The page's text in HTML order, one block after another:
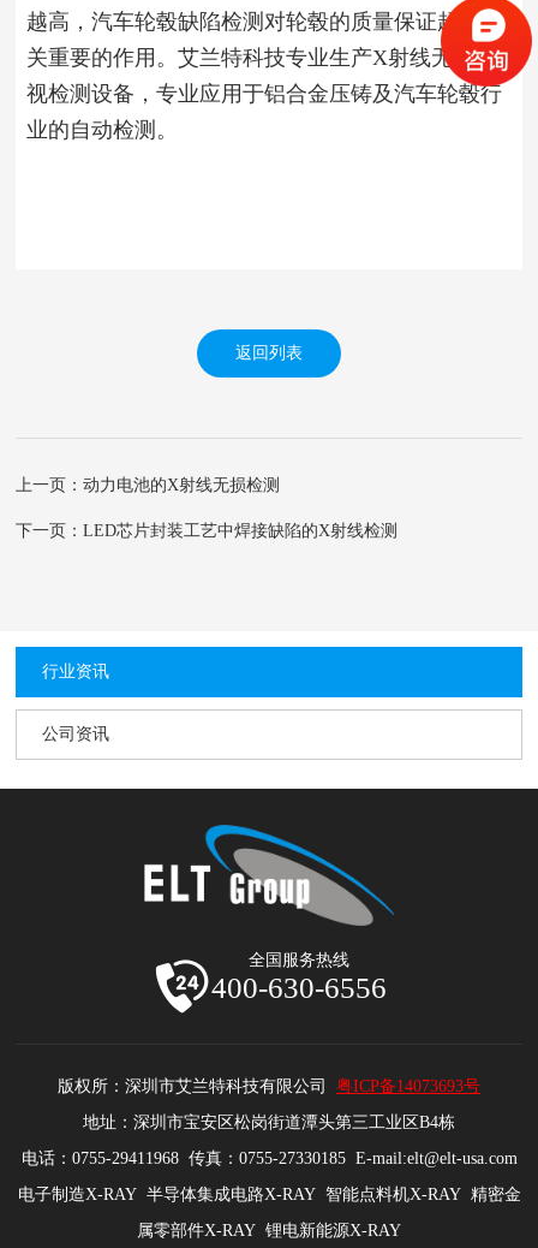
越高，汽车轮毂缺陷检测对轮毂的质量保证起着至
关重要的作用。艾兰特科技专业生产X射线无损透
视检测设备，专业应用于铝合金压铸及汽车轮毂行
业的自动检测。
返回列表
上一页：动力电池的X射线无损检测
下一页：LED芯片封装工艺中焊接缺陷的X射线检测
行业资讯
公司资讯
全国服务热线
400-630-6556
版权所：深圳市艾兰特科技有限公司 粤ICP备14073693号
地址：深圳市宝安区松岗街道潭头第三工业区B4栋
电话：0755-29411968 传真：0755-27330185 E-mail:elt@elt-usa.com
电子制造X-RAY 半导体集成电路X-RAY 智能点料机X-RAY 精密金
属零部件X-RAY 锂电新能源X-RAY